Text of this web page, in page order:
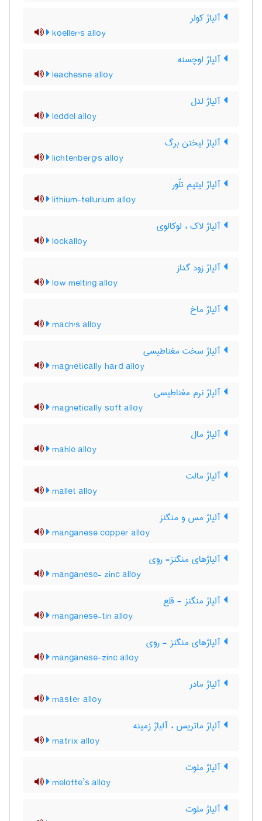
آلیاژ کولر
koeller's alloy
آلیاژ لوچسنه
leachesne alloy
آلیاژ لدل
leddel alloy
آلیاژ لیختن برگ
lichtenberg's alloy
آلیاژ لیتیم تلّور
lithium-tellurium alloy
آلیاژ لاک ، لوکالوی
lockalloy
آلیاژ زود گداز
low melting alloy
آلیاژ ماخ
mach's alloy
آلیاژ سخت مغناطیسی
magnetically hard alloy
آلیاژ نرم مغناطیسی
magnetically soft alloy
آلیاژ مال
mahle alloy
آلیاژ مالت
mallet alloy
آلیاژ مس و منگنز
manganese copper alloy
آلیاژهای منگنز- روی
manganese- zinc alloy
آلیاژ منگنز - قلع
manganese-tin alloy
آلیاژهای منگنز - روی
manganese-zinc alloy
آلیاژ مادر
master alloy
آلیاژ ماتریس ، آلیاژ زمینه
matrix alloy
آلیاژ ملوت
melotte’s alloy
آلیاژ ملوت